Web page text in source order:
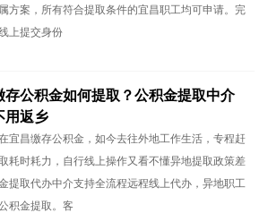
方案，所有符合提取条件的宜昌职工均可申请。完
上提交身份
存公积金如何提取？公积金提取中介
用返乡
宜昌缴存公积金，如今去往外地工作生活，专程赶
耗时耗力，自行线上操作又看不懂异地提取政策差
提取代办中介支持全流程远程线上代办，异地职工
积金提取。客